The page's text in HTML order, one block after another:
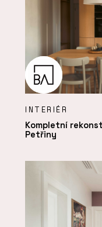
INTERIÉR
Kompletní
Petřiny